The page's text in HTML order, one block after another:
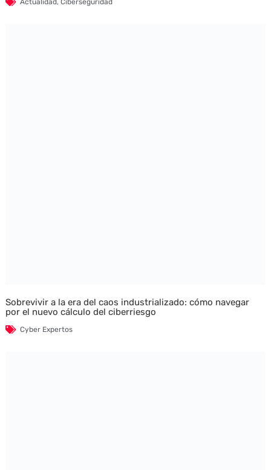
Sobrevivir a la era del caos industrializado: cómo navegar
por el nuevo cálculo del ciberriesgo
Cyber Expertos